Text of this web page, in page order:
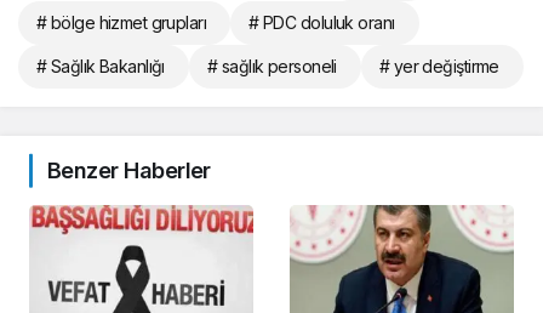
# bölge hizmet grupları # PDC doluluk oranı
# Sağlık Bakanlığı # sağlık personeli # yer değiştirme
Benzer Haberler